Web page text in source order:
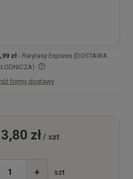
zł - Rarytasy Express (DOSTAWA
kosztów płatności
formy dostawy
3,80 zł/ szt
+ szt